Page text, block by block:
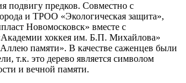
подвигу предков. Совместно с
и ТРОО «Экологическая защита»,
Новомосковск» вместе с
хоккея им. Б.П. Михайлова»
памяти». В качестве саженцев были
т.к. это дерево является символом
и вечной памяти.